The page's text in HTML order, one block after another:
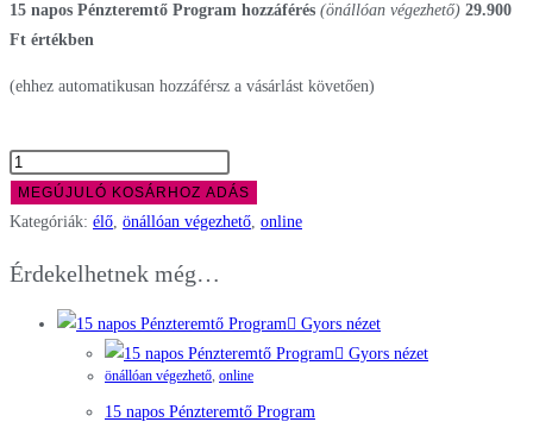
15 napos Pénzteremtő Program hozzáférés (önállóan végezhető) 29.900
Ft értékben
(ehhez automatikusan hozzáférsz a vásárlást követően)
MEGÚJULÓ KOSÁRHOZ ADÁS
Kategóriák: élő, önállóan végezhető, online
Érdekelhetnek még…
Gyors nézet
Gyors nézet
önállóan végezhető, online
15 napos Pénzteremtő Program